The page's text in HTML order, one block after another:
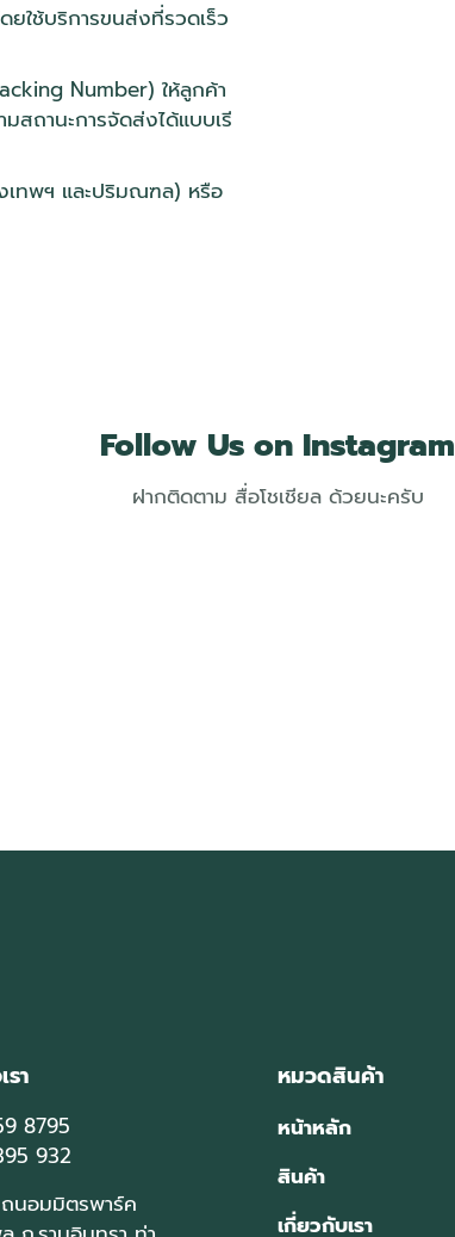
ยใช้บริการขนส่งที่รวดเร็ว
Number) ให้ลูกค้า
สถานะการจัดส่งได้แบบเรี
เทพฯ และปริมณฑล) หรือ
Follow Us on Instagram
ฝากติดตาม สื่อโชเชียล ด้วยนะครับ
า
8795
932
นอมมิตรพาร์ค
หมวดสินค้า
หน้าหลัก
สินค้า
เกี่ยวกับเรา